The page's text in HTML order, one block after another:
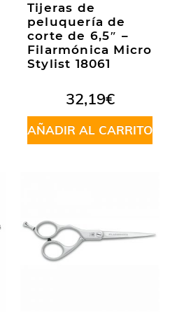
Tijeras de
peluquería de
corte de 6,5″ –
Filarmónica Micro
Stylist 18061
32,19€
AÑADIR AL CARRITO